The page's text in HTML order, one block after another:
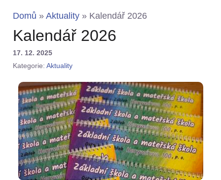
Domů » Aktuality » Kalendář 2026
Kalendář 2026
17. 12. 2025
Kategorie: Aktuality